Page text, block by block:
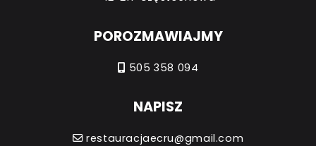
POROZMAWIAJMY
505 358 094
NAPISZ
restauracjaecru@gmail.com